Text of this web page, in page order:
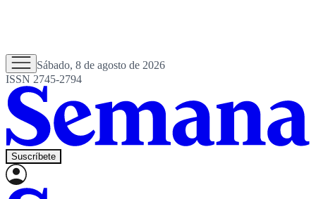
Sábado, 8 de agosto de 2026
ISSN 2745-2794
Suscríbete